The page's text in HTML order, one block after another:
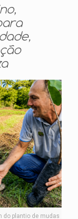
do plantio de mudas